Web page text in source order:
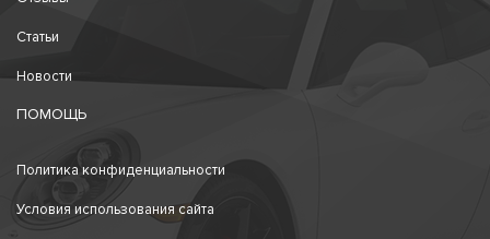
Статьи
Новости
ПОМОЩЬ
Политика конфиденциальности
Условия использования сайта